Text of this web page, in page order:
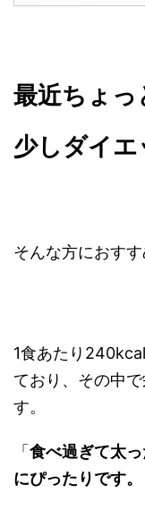
最近ちょっ
少しダイエ
そんな方におすす
1食あたり
ており、その中
す。
「 食べ過ぎて太
にぴったりです。